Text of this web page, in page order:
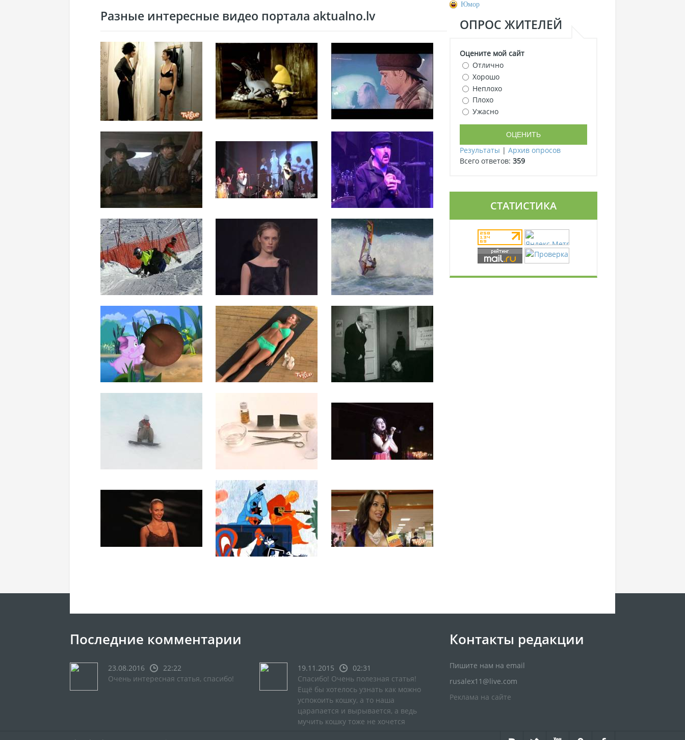
Разные интересные видео портала aktualno.lv
Юмор
ОПРОС ЖИТЕЛЕЙ
Оцените мой сайт
Отлично
Хорошо
Неплохо
Плохо
Ужасно
Результаты | Архив опросов
Всего ответов: 359
СТАТИСТИКА
Последние комментарии
23.08.2016
22:22
Очень интересная статья, спасибо!
19.11.2015
02:31
Спасибо! Очень полезная статья!
Ещё бы хотелось узнать как можно
успокоить кошку, а то наша
царапается и вырывается, а ведь
мучить кошку тоже не хочется
Контакты редакции
Пишите нам на email
rusalex11@live.com
Реклама на сайте